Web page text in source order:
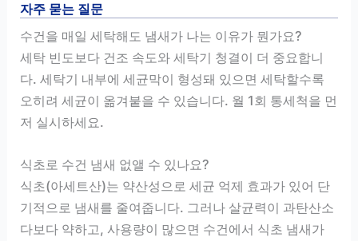
자주 묻는 질문
수건을 매일 세탁해도 냄새가 나는 이유가 뭔가요?
세탁 빈도보다 건조 속도와 세탁기 청결이 더 중요합니
다. 세탁기 내부에 세균막이 형성돼 있으면 세탁할수록
오히려 세균이 옮겨붙을 수 있습니다. 월 1회 통세척을 먼
저 실시하세요.
식초로 수건 냄새 없앨 수 있나요?
식초(아세트산)는 약산성으로 세균 억제 효과가 있어 단
기적으로 냄새를 줄여줍니다. 그러나 살균력이 과탄산소
다보다 약하고, 사용량이 많으면 수건에서 식초 냄새가